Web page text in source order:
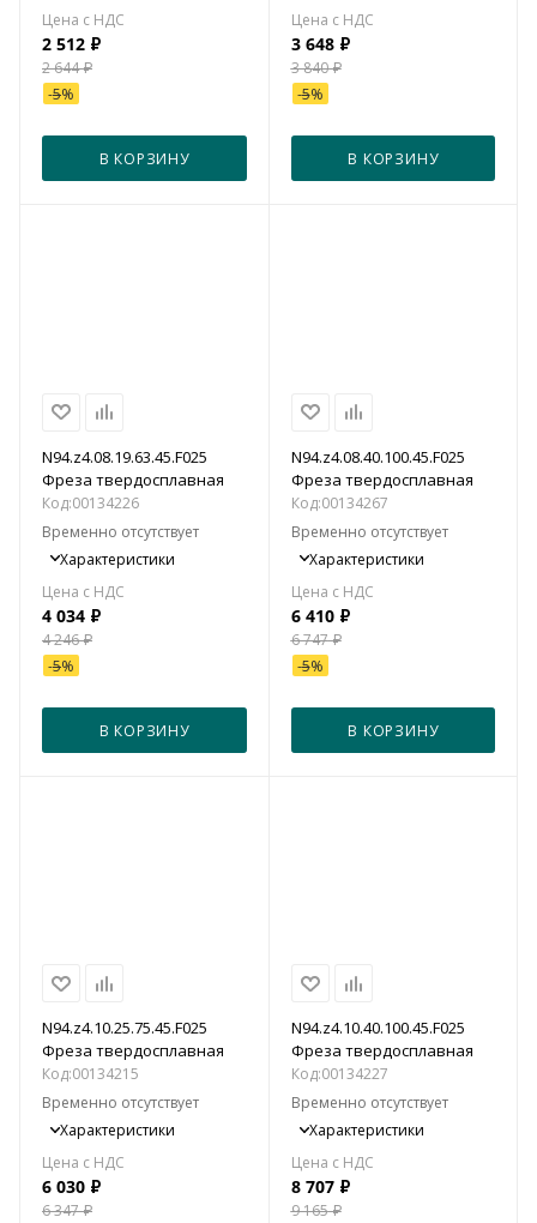
2 512 ₽
2 644₽
-5%
В КОРЗИНУ
3 648₽
3 840₽
-5%
В КОРЗИНУ
N94.z4.08.19.63.45.F025
Фреза твердосплавная
Код:00134226
Временно отсутствует
Характеристики
4 034 ₽
4 246₽
-5%
В КОРЗИНУ
N94.z4.08.40.100.45.F025
Фреза твердосплавная
Код:00134267
Временно отсутствует
Характеристики
6 410₽
6 747₽
-5%
В КОРЗИНУ
N94.z4.10.25.75.45.F025
Фреза твердосплавная
Код:00134215
Временно отсутствует
Характеристики
6 030 ₽
6 347₽
N94.z4.10.40.100.45.F025
Фреза твердосплавная
Код:00134227
Временно отсутствует
Характеристики
8 707₽
9 165₽